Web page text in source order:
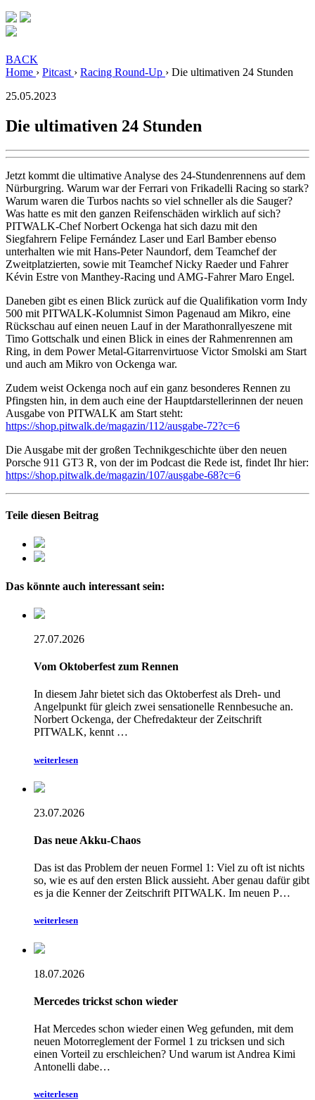
BACK
Home › Pitcast › Racing Round-Up › Die ultimativen 24 Stunden
25.05.2023
Die ultimativen 24 Stunden
Jetzt kommt die ultimative Analyse des 24-Stundenrennens auf dem
Nürburgring. Warum war der Ferrari von Frikadelli Racing so stark?
Warum waren die Turbos nachts so viel schneller als die Sauger?
Was hatte es mit den ganzen Reifenschäden wirklich auf sich?
PITWALK-Chef Norbert Ockenga hat sich dazu mit den
Siegfahrern Felipe Fernández Laser und Earl Bamber ebenso
unterhalten wie mit Hans-Peter Naundorf, dem Teamchef der
Zweitplatzierten, sowie mit Teamchef Nicky Raeder und Fahrer
Kévin Estre von Manthey-Racing und AMG-Fahrer Maro Engel.
Daneben gibt es einen Blick zurück auf die Qualifikation vorm Indy
500 mit PITWALK-Kolumnist Simon Pagenaud am Mikro, eine
Rückschau auf einen neuen Lauf in der Marathonrallyeszene mit
Timo Gottschalk und einen Blick in eines der Rahmenrennen am
Ring, in dem Power Metal-Gitarrenvirtuose Victor Smolski am Start
und auch am Mikro von Ockenga war.
Zudem weist Ockenga noch auf ein ganz besonderes Rennen zu
Pfingsten hin, in dem auch eine der Hauptdarstellerinnen der neuen
Ausgabe von PITWALK am Start steht:
https://shop.pitwalk.de/magazin/112/ausgabe-72?c=6
Die Ausgabe mit der großen Technikgeschichte über den neuen
Porsche 911 GT3 R, von der im Podcast die Rede ist, findet Ihr hier:
https://shop.pitwalk.de/magazin/107/ausgabe-68?c=6
Teile diesen Beitrag
Das könnte auch interessant sein:
27.07.2026
Vom Oktoberfest zum Rennen
In diesem Jahr bietet sich das Oktoberfest als Dreh- und
Angelpunkt für gleich zwei sensationelle Rennbesuche an.
Norbert Ockenga, der Chefredakteur der Zeitschrift
PITWALK, kennt …
weiterlesen
23.07.2026
Das neue Akku-Chaos
Das ist das Problem der neuen Formel 1: Viel zu oft ist nichts
so, wie es auf den ersten Blick aussieht. Aber genau dafür gibt
es ja die Kenner der Zeitschrift PITWALK. Im neuen P…
weiterlesen
18.07.2026
Mercedes trickst schon wieder
Hat Mercedes schon wieder einen Weg gefunden, mit dem
neuen Motorreglement der Formel 1 zu tricksen und sich
einen Vorteil zu erschleichen? Und warum ist Andrea Kimi
Antonelli dabe…
weiterlesen